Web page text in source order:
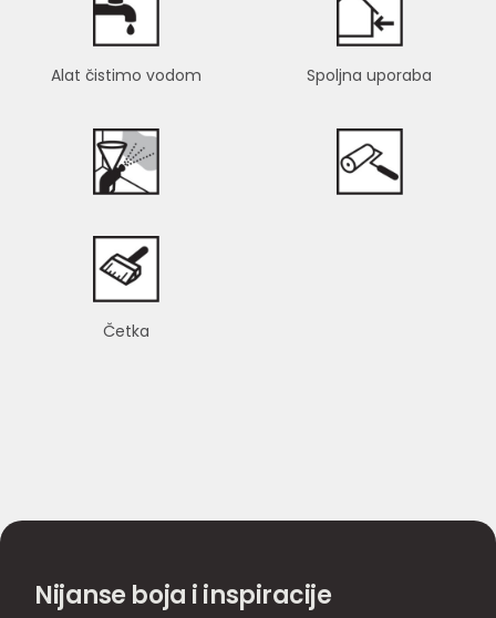
Alat čistimo vodom Spoljna uporaba
Četka
Nijanse boja i inspiracije